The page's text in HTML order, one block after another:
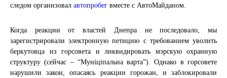
следом организовал автопробег вместе с АвтоМайданом.
Когда реакции от властей Днепра не последовало, мы
зарегистрировали электронную петицию с требованием уволить
беркутовца из горсовета и ликвидировать мэрскую охранную
структуру (сейчас – “Муніціпальна варта”). Однако в горсовете
нарушили закон, опасаясь реакции горожан, и заблокировали